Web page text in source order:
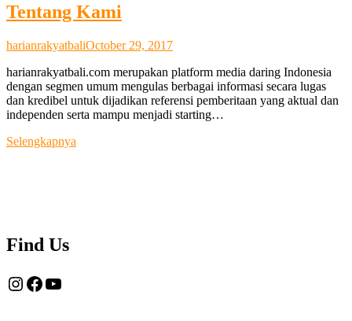
Tentang Kami
harianrakyatbaliOctober 29, 2017
harianrakyatbali.com merupakan platform media daring Indonesia
dengan segmen umum mengulas berbagai informasi secara lugas
dan kredibel untuk dijadikan referensi pemberitaan yang aktual dan
independen serta mampu menjadi starting…
Selengkapnya
Find Us
Instagram
Facebook
YouTube